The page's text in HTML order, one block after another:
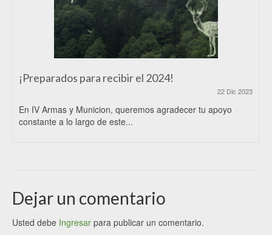
¡Preparados para recibir el 2024!
22 Dic 2023
En IV Armas y Municion, queremos agradecer tu apoyo
constante a lo largo de este...
Dejar un comentario
Usted debe Ingresar para publicar un comentario.